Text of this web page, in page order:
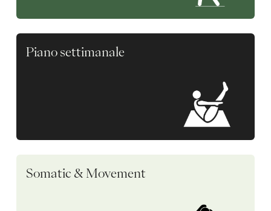
Piano settimanale
Somatic & Movement